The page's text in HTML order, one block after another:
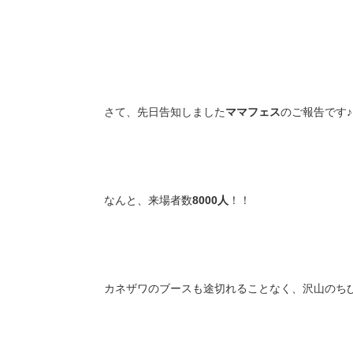
さて、先日告知しましたママフェスのご報告です♪
なんと、来場者数8000人 ！！
カネザワのブースも途切れることなく、沢山のち